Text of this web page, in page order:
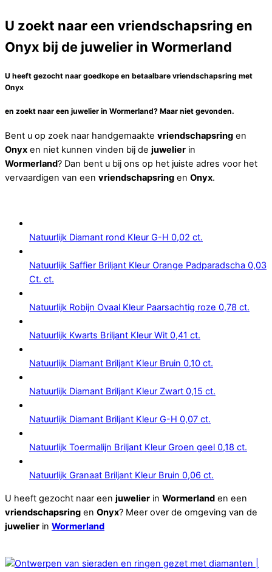
U zoekt naar een vriendschapsring en
Onyx bij de juwelier in Wormerland
U heeft gezocht naar goedkope en betaalbare vriendschapsring met
Onyx
en zoekt naar een juwelier in Wormerland? Maar niet gevonden.
Bent u op zoek naar handgemaakte vriendschapsring en
Onyx en niet kunnen vinden bij de juwelier in
Wormerland? Dan bent u bij ons op het juiste adres voor het
vervaardigen van een vriendschapsring en Onyx.
Natuurlijk Diamant rond Kleur G-H 0,02 ct.
Natuurlijk Saffier Briljant Kleur Orange Padparadscha 0,03
Ct. ct.
Natuurlijk Robijn Ovaal Kleur Paarsachtig roze 0,78 ct.
Natuurlijk Kwarts Briljant Kleur Wit 0,41 ct.
Natuurlijk Diamant Briljant Kleur Bruin 0,10 ct.
Natuurlijk Diamant Briljant Kleur Zwart 0,15 ct.
Natuurlijk Diamant Briljant Kleur G-H 0,07 ct.
Natuurlijk Toermalijn Briljant Kleur Groen geel 0,18 ct.
Natuurlijk Granaat Briljant Kleur Bruin 0,06 ct.
U heeft gezocht naar een juwelier in Wormerland en een
vriendschapsring en Onyx? Meer over de omgeving van de
juwelier in Wormerland